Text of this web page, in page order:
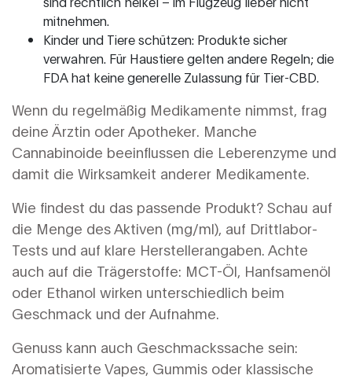
mitnehmen.
Kinder und Tiere schützen: Produkte sicher
verwahren. Für Haustiere gelten andere Regeln; die
FDA hat keine generelle Zulassung für Tier-CBD.
Wenn du regelmäßig Medikamente nimmst, frag
deine Ärztin oder Apotheker. Manche
Cannabinoide beeinflussen die Leberenzyme und
damit die Wirksamkeit anderer Medikamente.
Wie findest du das passende Produkt? Schau auf
die Menge des Aktiven (mg/ml), auf Drittlabor-
Tests und auf klare Herstellerangaben. Achte
auch auf die Trägerstoffe: MCT-Öl, Hanfsamenöl
oder Ethanol wirken unterschiedlich beim
Geschmack und der Aufnahme.
Genuss kann auch Geschmackssache sein:
Aromatisierte Vapes, Gummis oder klassische